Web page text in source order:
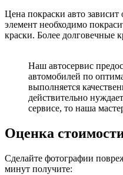
Цена покраски авто зависит
элемент необходимо
краски. Более долговечные
Наш автосервис
автомобилей по
выполняется
действительно
сервисе, то наша
Оценка
Сделайте фотографии
минут получите: